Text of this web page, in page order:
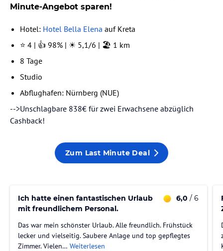
Minute-Angebot sparen!
Hotel: Hotel Bella Elena auf Kreta
⭐ 4 | 👍 98% | ☀️ 5,1/6 | 🏖️ 1 km
8 Tage
Studio
Abflughafen: Nürnberg (NUE)
-->Unschlagbare 838€ für zwei Erwachsene abzüglich
Cashback!
Zum Last Minute Deal
Ich hatte einen fantastischen Urlaub
mit freundlichem Personal.
6,0 / 6
Das war mein schönster Urlaub. Alle freundlich. Frühstück
lecker und vielseitig. Saubere Anlage und top gepflegtes
Zimmer. Vielen… Weiterlesen